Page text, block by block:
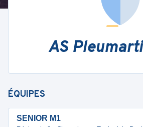
AS
ÉQUIPES
SENIOR M1